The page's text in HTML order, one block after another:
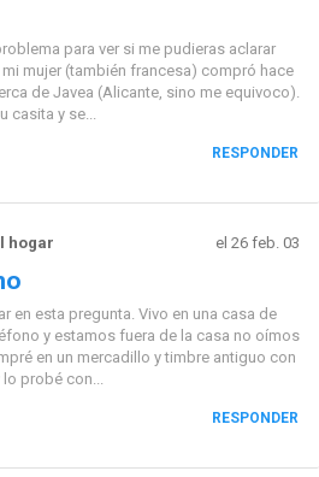
para ver si me pudieras aclarar
mujer (también francesa) compró hace
de Javea (Alicante, sino me equivoco).
casita y se...
RESPONDER
hogar el 26 feb. 03
en esta pregunta. Vivo en una casa de
y estamos fuera de la casa no oímos
en un mercadillo y timbre antiguo con
probé con...
RESPONDER